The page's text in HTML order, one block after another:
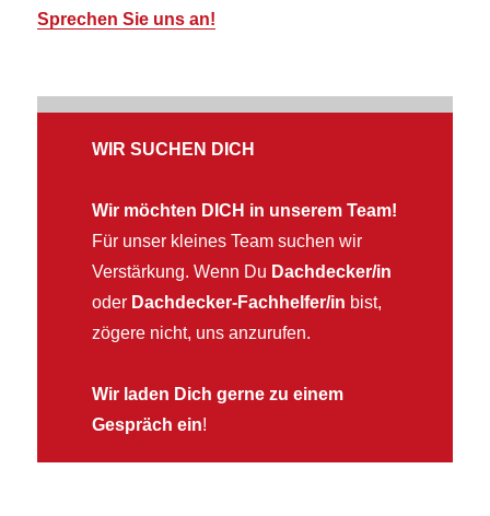
Sprechen Sie uns an!
WIR SUCHEN DICH
Wir möchten DICH in unserem Team!
Für unser kleines Team suchen wir
Verstärkung. Wenn Du Dachdecker/in
oder Dachdecker-Fachhelfer/in bist,
zögere nicht, uns anzurufen.
Wir laden Dich gerne zu einem
Gespräch ein!